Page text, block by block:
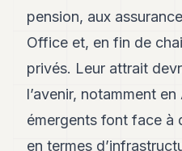
FINANCE
ART
VIVRE
ASSURANCE
pension, aux
Office et, en fin de
privés. Leur attrait
l’avenir, notamment
émergents font face à
en termes